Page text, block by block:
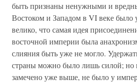
быть признаны ненужными и
Востоком и Западом в VI веке было
велико, что самая идея
восточной империи была
слияния быть уже не могло.
страны можно было лишь силой; но
замечено уже выше, не было у